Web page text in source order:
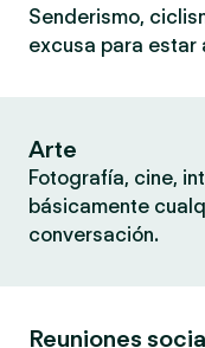
Senderismo,
excusa para estar
Arte
Fotografía, cine,
básicamente
conversación.
Reuniones